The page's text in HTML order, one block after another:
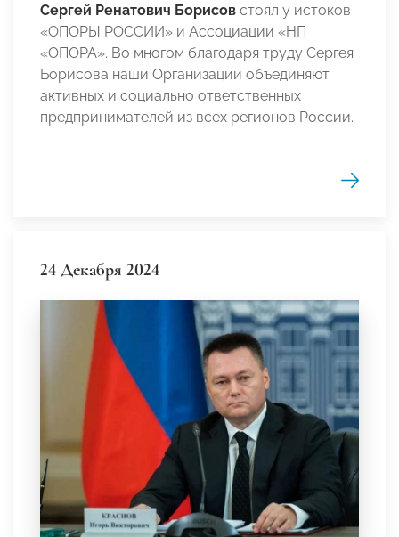
Сергей Ренатович Борисов стоял у истоков
«ОПОРЫ РОССИИ» и Ассоциации «НП
«ОПОРА». Во многом благодаря труду Сергея
Борисова наши Организации объединяют
активных и социально ответственных
предпринимателей из всех регионов России.
24 Декабря 2024